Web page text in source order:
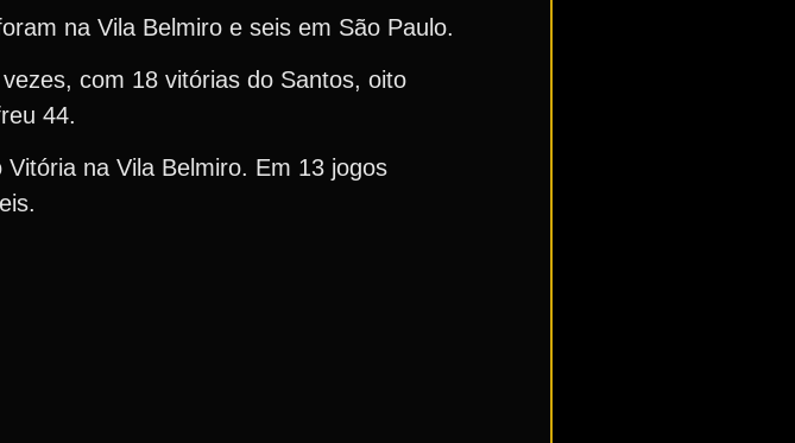
na Vila Belmiro e seis em São Paulo.
com 18 vitórias do Santos, oito
44.
na Vila Belmiro. Em 13 jogos